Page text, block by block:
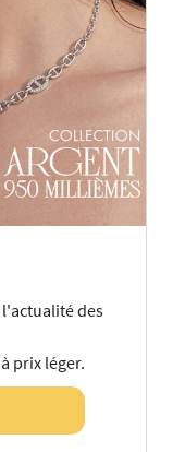
des
prix léger.